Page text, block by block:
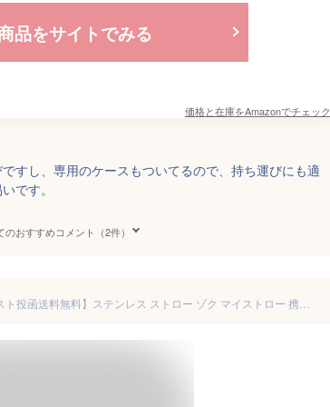
品をサイトでみる
価格と在庫をAmazonでチェック
すし、専用のケースもついてるので、持ち運びにも適
です。
のおすすめコメント（2件）